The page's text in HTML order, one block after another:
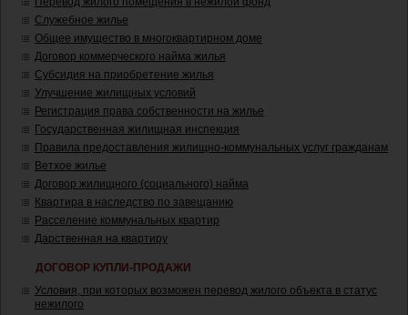
Служебное жилье
Общее имущество в многоквартирном доме
Договор коммерческого найма жилья
Субсидия на приобретение жилья
Улучшение жилищных условий
Регистрация права собственности на жилье
Государственная жилищная инспекция
Правила предоставления жилищно-коммунальных услуг гражданам
Ветхое жилье
Договор жилищного (социального) найма
Квартира в наследство по завещанию
Расселение коммунальных квартир
Дарственная на квартиру
ДОГОВОР КУПЛИ-ПРОДАЖИ
Условия, при которых возможен перевод жилого объекта в статус
нежилого